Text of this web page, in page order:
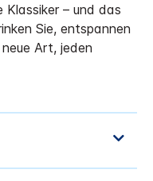
Klassiker – und das
Sie, entspannen
Art, jeden